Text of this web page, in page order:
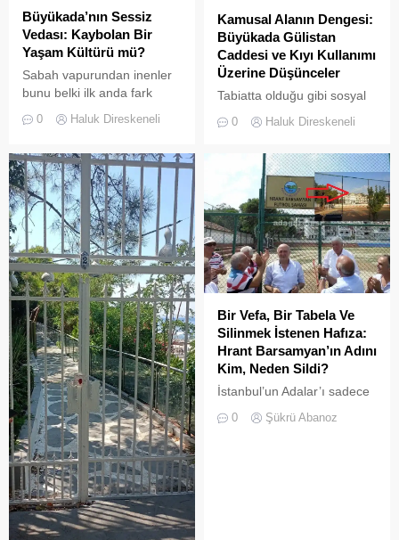
Büyükada’nın Sessiz
Vedası: Kaybolan Bir
Yaşam Kültürü mü?
Sabah vapurundan inenler
bunu belki ilk anda fark
Büyükada’yı elli, altmış yıldır
ve adımları değişti
0 Haluk Direskeneli
Kamusal Alanın Dengesi:
Büyükada Gülistan
Caddesi ve Kıyı Kullanımı
Üzerine Düşünceler
Tabiatta olduğu gibi sosyal
süre karşılıksız kalmaz;
süre sonra yeni biçimlerle
doldurulmaya adaydır.
0 Haluk Direskeneli
Bir Vefa, Bir Tabela Ve
Silinmek İstenen Hafıza:
Hrant Barsamyan’ın Adını
Kim, Neden Sildi?
İstanbul’un Adalar’ı sadece
yazlıkçıların nefes aldığı
0 Şükrü Abanoz